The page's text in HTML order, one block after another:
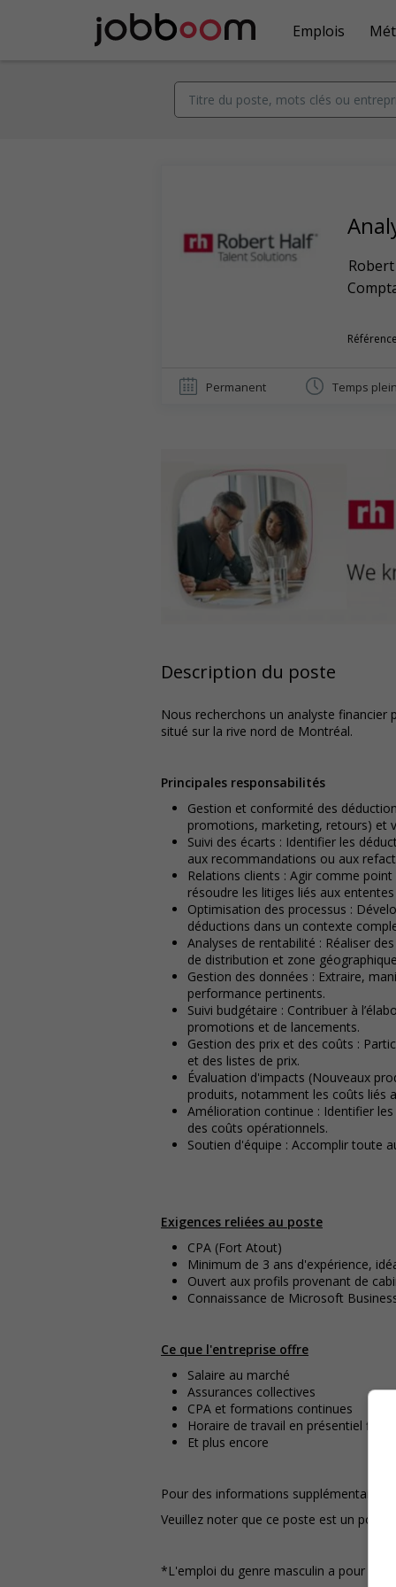
Emplois
Permanent Temps plein
Description du poste
Nous recherchons un analyste
situé sur la rive nord de Montréal.
Principales responsabilités
Gestion et conformité des
promotions, marketing, retours) et
Suivi des écarts : Identifier les
aux recommandations ou aux
Relations clients : Agir comme
résoudre les litiges liés aux
Optimisation des processus :
déductions dans un contexte
Analyses de rentabilité : Réaliser
de distribution et zone
Gestion des données : Extraire,
performance pertinents.
Suivi budgétaire : Contribuer à
promotions et de lancements.
Gestion des prix et des coûts :
et des listes de prix.
Évaluation d'impacts (Nouveaux
produits, notamment les coûts liés
Amélioration continue : Identifier
des coûts opérationnels.
Soutien d'équipe : Accomplir toute
Exigences reliées au poste
CPA (Fort Atout)
Minimum de 3 ans d'expérience,
Ouvert aux profils provenant de
Connaissance de Microsoft
Ce que l'entreprise offre
Salaire au marché
Assurances collectives
CPA et formations continues
Horaire de travail en présentiel
Et plus encore
Pour des informations supplémentaires,
Veuillez noter que ce poste est un poste
*L'emploi du genre masculin a pour but